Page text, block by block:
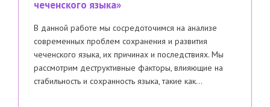
чеченского языка»
В данной работе мы сосредоточимся на анализе
современных проблем сохранения и развития
чеченского языка, их причинах и последствиях. Мы
рассмотрим деструктивные факторы, влияющие на
стабильность и сохранность языка, такие как…